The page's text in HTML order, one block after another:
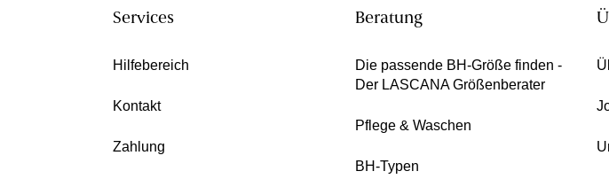
Services
Hilfebereich
Kontakt
Zahlung
Beratung
Die passende BH-Größe finden -
Der LASCANA Größenberater
Pflege & Waschen
BH-Typen